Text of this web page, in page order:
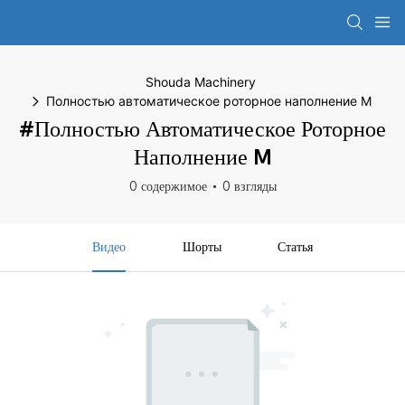
Shouda Machinery
Полностью автоматическое роторное наполнение M
#Полностью Автоматическое Роторное
Наполнение M
0 содержимое 0 взгляды
Видео Шорты Статья